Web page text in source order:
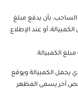
بأن يدفع مبلغ
أو عند الإطلاع
الكمبيالة.
يحمل الكمبيالة ويوقع
آخر يسمى المظهر